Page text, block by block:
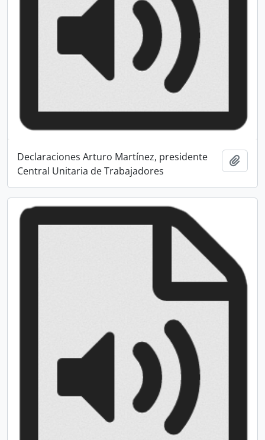
Declaraciones Arturo Martínez, presidente
Central Unitaria de Trabajadores